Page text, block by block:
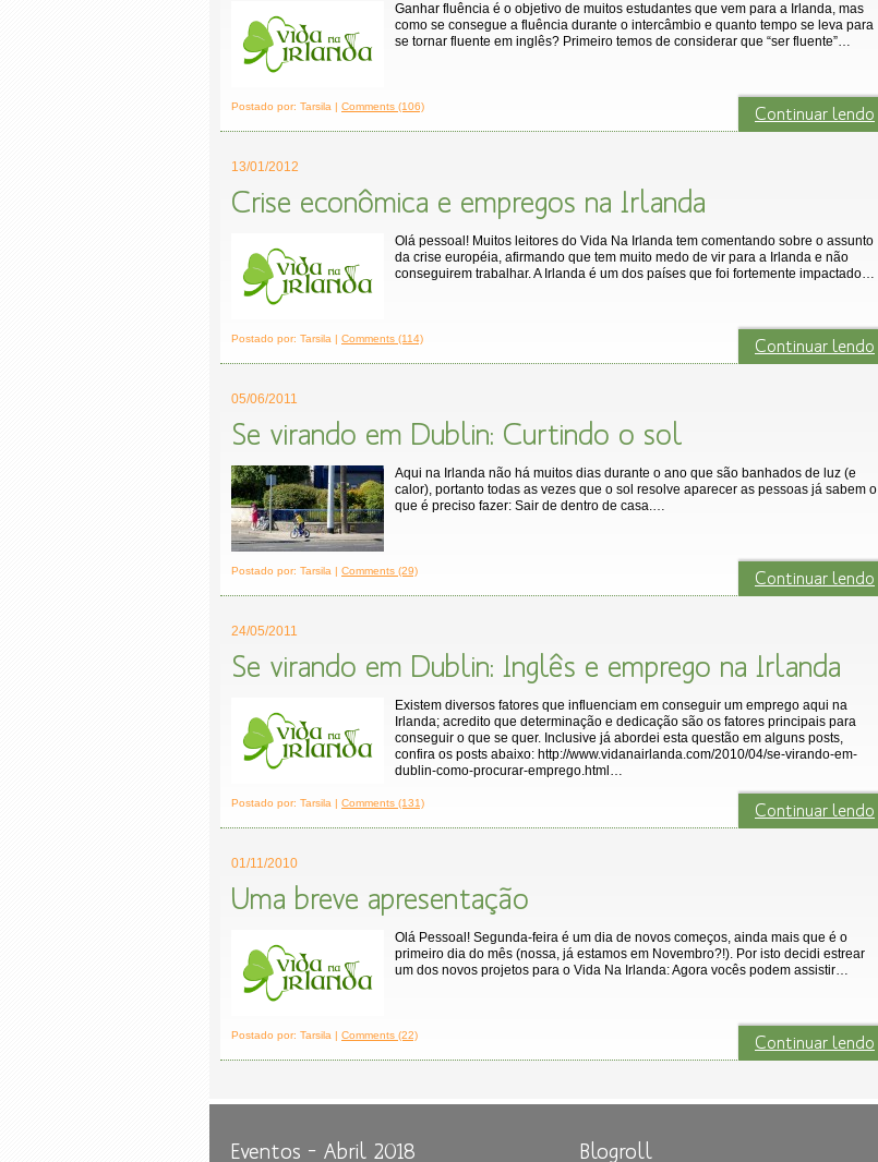
Ganhar fluência é o objetivo de muitos estudantes que vem para a Irlanda, mas
como se consegue a fluência durante o intercâmbio e quanto tempo se leva para
se tornar fluente em inglês? Primeiro temos de considerar que “ser fluente”…
Continuar lendo
Postado por: Tarsila | Comments (106)
13/01/2012
Crise econômica e empregos na Irlanda
Olá pessoal! Muitos leitores do Vida Na Irlanda tem comentando sobre o assunto
da crise européia, afirmando que tem muito medo de vir para a Irlanda e não
conseguirem trabalhar. A Irlanda é um dos países que foi fortemente impactado…
Continuar lendo
Postado por: Tarsila | Comments (114)
05/06/2011
Se virando em Dublin: Curtindo o sol
Aqui na Irlanda não há muitos dias durante o ano que são banhados de luz (e
calor), portanto todas as vezes que o sol resolve aparecer as pessoas já sabem o
que é preciso fazer: Sair de dentro de casa.…
Continuar lendo
Postado por: Tarsila | Comments (29)
24/05/2011
Se virando em Dublin: Inglês e emprego na Irlanda
Existem diversos fatores que influenciam em conseguir um emprego aqui na
Irlanda; acredito que determinação e dedicação são os fatores principais para
conseguir o que se quer. Inclusive já abordei esta questão em alguns posts,
confira os posts abaixo: http://www.vidanairlanda.com/2010/04/se-virando-em-
dublin-como-procurar-emprego.html…
Continuar lendo
Postado por: Tarsila | Comments (131)
01/11/2010
Uma breve apresentação
Olá Pessoal! Segunda-feira é um dia de novos começos, ainda mais que é o
primeiro dia do mês (nossa, já estamos em Novembro?!). Por isto decidi estrear
um dos novos projetos para o Vida Na Irlanda: Agora vocês podem assistir…
Continuar lendo
Postado por: Tarsila | Comments (22)
Blogroll
Eventos – Abril 2018